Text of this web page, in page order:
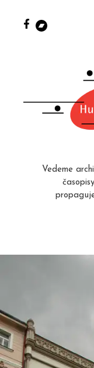
Vedeme